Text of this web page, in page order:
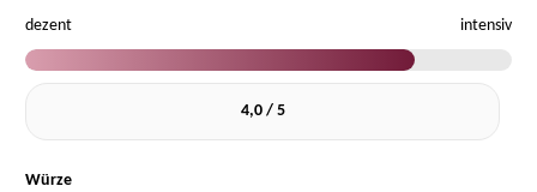
dezent
intensiv
4,0 / 5
Würze